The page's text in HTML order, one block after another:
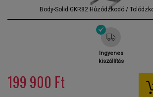
Body-Solid GKR82 Húzódzkodó /
Ingyenes
kiszállítás
199 900 Ft